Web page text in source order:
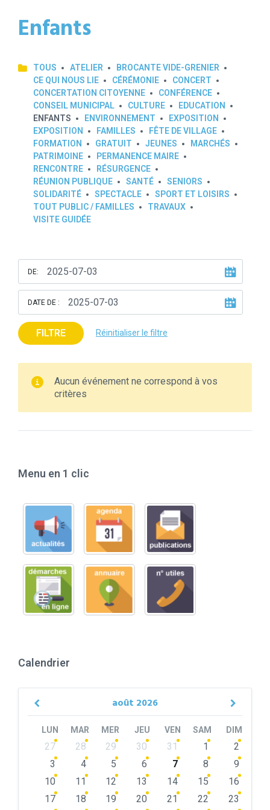
Enfants
TOUS ATELIER
BROCANTE VIDE-GRENIER
CE QUI NOUS LIE
CÉRÉMONIE
CONCERT
CONCERTATION CITOYENNE
CONFÉRENCE
CONSEIL MUNICIPAL
CULTURE
EDUCATION
ENFANTS
ENVIRONNEMENT
EXPOSITION
EXPOSITION
FAMILLES
FÊTE DE VILLAGE
FORMATION
GRATUIT JEUNES
MARCHÉS
PATRIMOINE
PERMANENCE MAIRE
RENCONTRE
RÉSURGENCE
RÉUNION PUBLIQUE
SANTÉ
SENIORS
SOLIDARITÉ
SPECTACLE
SPORT ET LOISIRS
TOUT PUBLIC / FAMILLES
TRAVAUX
VISITE GUIDÉE
DE:
DATE DE :
FILTRE Réinitialiser le filtre
Aucun événement ne correspond à vos
critères
Menu en 1 clic
Calendrier
août 2026
Previous
LUN MAR MER JEU VEN SAM DIM
Skip
calendar
27 28 29 30 31 1
2
3
4 5 6 7 8
9
10
11 12 13 14 15
16
17
18 19 20 21 22
23